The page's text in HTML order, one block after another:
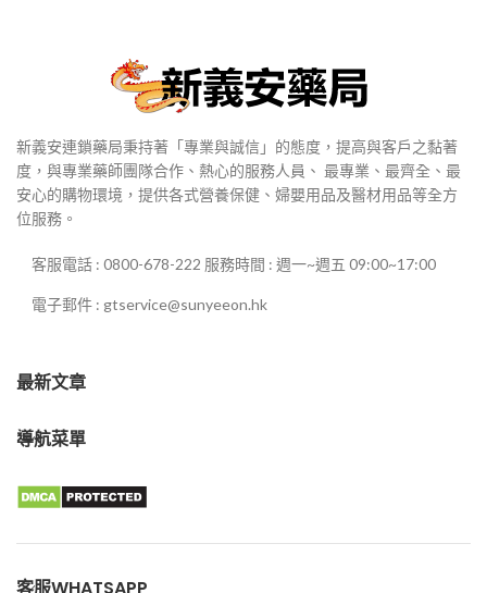
新義安連鎖藥局秉持著「專業與誠信」的態度，提高與客戶之黏著
度，與專業藥師團隊合作、熱心的服務人員、 最專業、最齊全、最
安心的購物環境，提供各式營養保健、婦嬰用品及醫材用品等全方
位服務。
客服電話 : 0800-678-222 服務時間 : 週一~週五 09:00~17:00
電子郵件 : gtservice@sunyeeon.hk
最新文章
導航菜單